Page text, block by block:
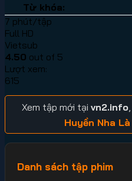
Từ khóa:
7 phút/tập
Full HD
Vietsub
4.50 out of 5
Lượt xem:
615
Xem tập mới tại vn2.info
Huyền Nha
Danh sách tập phim